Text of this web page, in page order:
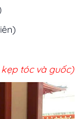
tóc và guốc)